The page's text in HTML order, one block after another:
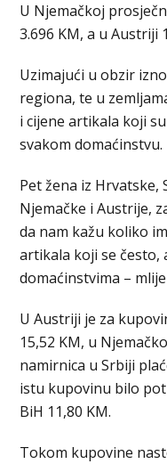
U Njemačkoj
3.696 KM, a u Austriji
Uzimajući u obzir
regiona, te u
i cijene artikala koji
svakom domaćinstvu.
Pet žena iz Hrvatske,
Njemačke i Austrije,
da nam kažu koliko
artikala koji se često,
domaćinstvima –
U Austriji je za
15,52 KM, u
namirnica u Srbiji
istu kupovinu bilo
BiH 11,80 KM.
Tokom kupovine